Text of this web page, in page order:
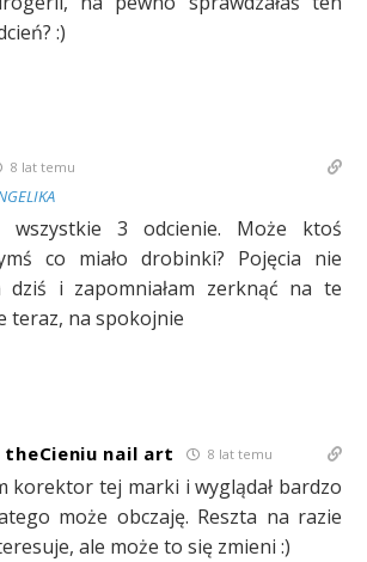
:)
8 lat temu
wszystkie 3 odcienie. Może ktoś
co miało drobinki? Pojęcia nie
dziś i zapomniałam zerknąć na te
teraz, na spokojnie
theCieniu nail art 8 lat temu
korektor tej marki i wyglądał bardzo
może obczaję. Reszta na razie
ale może to się zmieni :)